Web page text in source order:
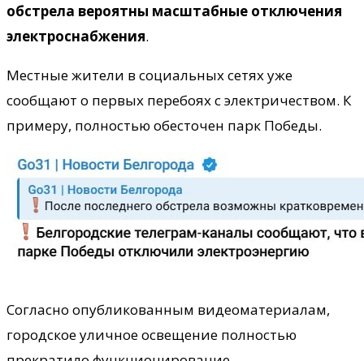
обстрела вероятны масштабные отключения
электроснабжения.
Местные жители в социальных сетях уже
сообщают о первых перебоях с электричеством. К
примеру, полностью обесточен парк Победы.
Согласно опубликованным видеоматериалам,
городское уличное освещение полностью